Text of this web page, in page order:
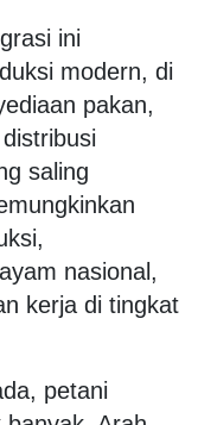
ini
modern, di
pakan,
saling
nasional,
kerja di tingkat
petani